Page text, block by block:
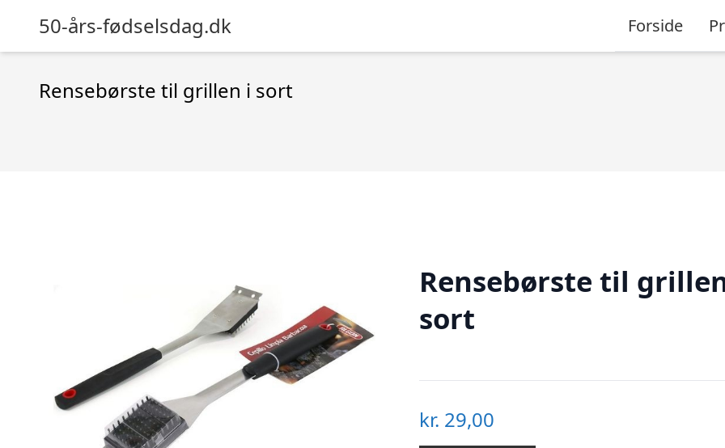
50-års-fødselsdag.dk Forside
Rensebørste til grillen i sort
Rensebørste til
sort
kr. 29,00